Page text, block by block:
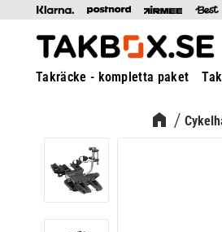
Takräcke - kompletta paket